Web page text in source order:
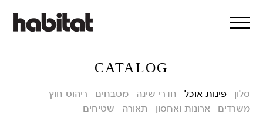
דלג/י לתוכן מרכזי
CATALOG
סלון פינות אוכל חדרי שינה מטבחים
ריהוט חוץ
משרדים
ארונות ואחסון תאורה שטיחים